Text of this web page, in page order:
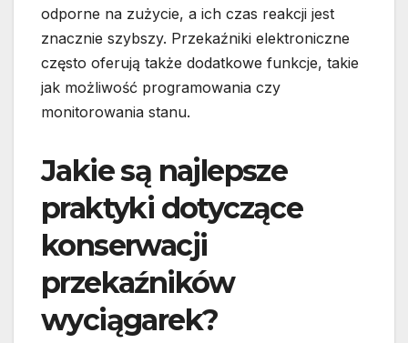
odporne na zużycie, a ich czas reakcji jest
znacznie szybszy. Przekaźniki elektroniczne
często oferują także dodatkowe funkcje, takie
jak możliwość programowania czy
monitorowania stanu.
Jakie są najlepsze
praktyki dotyczące
konserwacji
przekaźników
wyciągarek?